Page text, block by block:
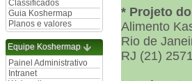
Classificados
Guia Koshermap
Planos e valores
Equipe Koshermap
Painel Administrativo
Intranet
* Projeto
Alimento
Rio de
RJ (21)